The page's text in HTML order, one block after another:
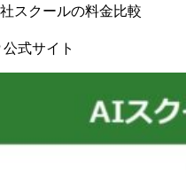
式サイト